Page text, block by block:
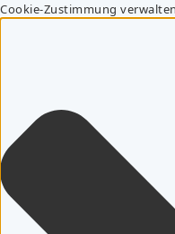
Cookie-Zustimmung verwalten